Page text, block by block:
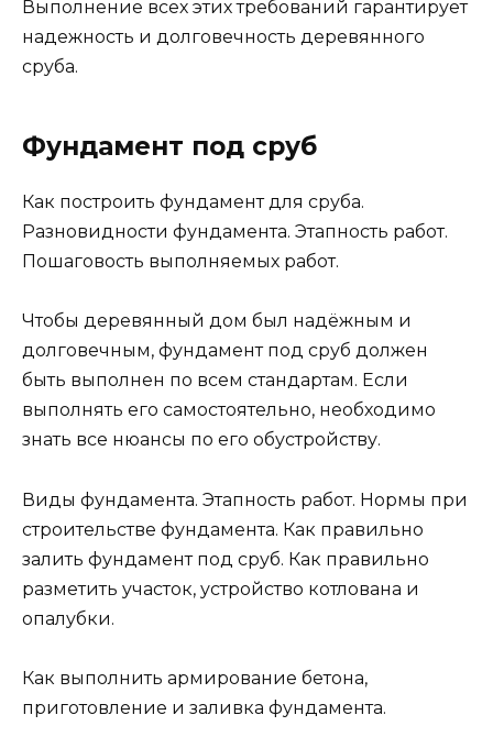
Выполнение всех этих требований гарантирует
надежность и долговечность деревянного
сруба.
Фундамент под сруб
Как построить фундамент для сруба.
Разновидности фундамента. Этапность работ.
Пошаговость выполняемых работ.
Чтобы деревянный дом был надёжным и
долговечным, фундамент под сруб должен
быть выполнен по всем стандартам. Если
выполнять его самостоятельно, необходимо
знать все нюансы по его обустройству.
Виды фундамента. Этапность работ. Нормы при
строительстве фундамента. Как правильно
залить фундамент под сруб. Как правильно
разметить участок, устройство котлована и
опалубки.
Как выполнить армирование бетона,
приготовление и заливка фундамента.